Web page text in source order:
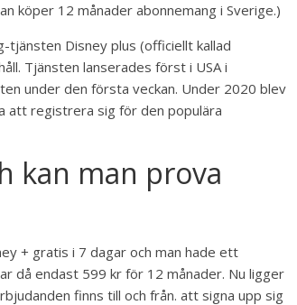
köper 12 månader abonnemang i Sverige.)
Disney plus (officiellt kallad
Tjänsten lanserades först i USA i
under den första veckan. Under 2020 blev
att registrera sig för den populära
kan man prova
+ gratis i 7 dagar och man hade ett
då endast 599 kr för 12 månader. Nu ligger
finns till och från. att signa upp sig